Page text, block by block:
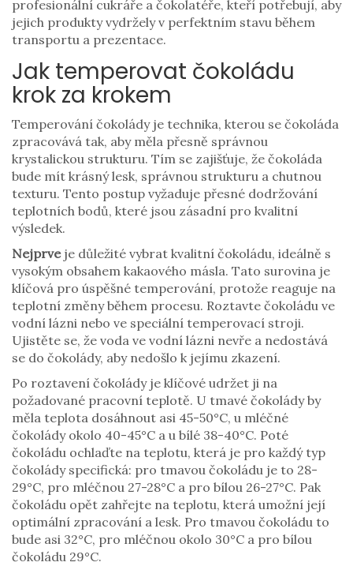
profesionální cukráře a čokolatéře, kteří potřebují, aby
jejich produkty vydržely v perfektním stavu během
transportu a prezentace.
Jak temperovat čokoládu
krok za krokem
Temperování čokolády je technika, kterou se čokoláda
zpracovává tak, aby měla přesně správnou
krystalickou strukturu. Tím se zajišťuje, že čokoláda
bude mít krásný lesk, správnou strukturu a chutnou
texturu. Tento postup vyžaduje přesné dodržování
teplotních bodů, které jsou zásadní pro kvalitní
výsledek.
Nejprveje důležité vybrat kvalitní čokoládu, ideálně s
vysokým obsahem kakaového másla. Tato surovina je
klíčová pro úspěšné temperování, protože reaguje na
teplotní změny během procesu. Roztavte čokoládu ve
vodní lázni nebo ve speciální temperovací stroji.
Ujistěte se, že voda ve vodní lázni nevře a nedostává
se do čokolády, aby nedošlo k jejímu zkazení.
Po roztavení čokolády je klíčové udržet ji na
požadované pracovní teplotě. U tmavé čokolády by
měla teplota dosáhnout asi 45-50°C, u mléčné
čokolády okolo 40-45°C a u bílé 38-40°C. Poté
čokoládu ochlaďte na teplotu, která je pro každý typ
čokolády specifická: pro tmavou čokoládu je to 28-
29°C, pro mléčnou 27-28°C a pro bílou 26-27°C. Pak
čokoládu opět zahřejte na teplotu, která umožní její
optimální zpracování a lesk. Pro tmavou čokoládu to
bude asi 32°C, pro mléčnou okolo 30°C a pro bílou
čokoládu 29°C.